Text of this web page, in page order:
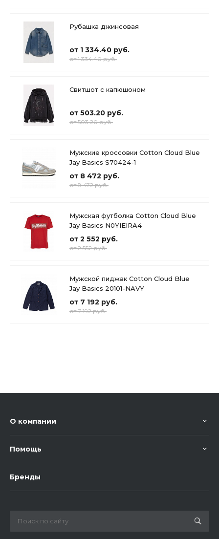
Рубашка джинсовая
от 1 334.40 руб.
от 1 334.40 руб.
Свитшот с капюшоном
от 503.20 руб.
от 503.20 руб.
Мужские кроссовки Cotton Cloud Blue
Jay Basics S70424-1
от 8 472 руб.
от 8 472 руб.
Мужская футболка Cotton Cloud Blue
Jay Basics N0YIEIRA4
от 2 552 руб.
от 2 552 руб.
Мужской пиджак Cotton Cloud Blue
Jay Basics 20101-NAVY
от 7 192 руб.
от 7 192 руб.
О компании
Помощь
Бренды